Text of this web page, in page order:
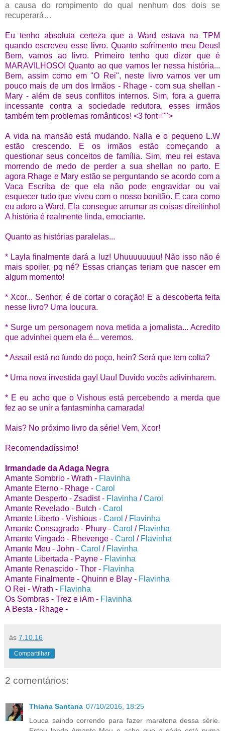
a causa do rompimento do qual nenhum dos dois se
recuperará…
Eu tenho absoluta certeza que a Ward estava na TPM
quando escreveu esse livro. Quanto sofrimento meu Deus!
Bem, vamos ao livro. Primeiro tenho que dizer que é
MARAVILHOSO! Quanto ao que vamos ler nessa história...
Bem, assim como em "O Rei", neste livro vamos ver um
pouco mais de um dos Irmãos - Rhage - com sua shellan -
Mary - além de seus conflitos internos. Sim, fora a guerra
incessante contra a sociedade redutora, esses irmãos
também tem problemas românticos! <3 font="">
A vida na mansão está mudando. Nalla e o pequeno L.W
estão crescendo. E os irmãos estão começando a
questionar seus conceitos de família. Sim, meu rei estava
morrendo de medo de perder a sua shellan no parto. E
agora Rhage e Mary estão se perguntando se acordo com a
Vaca Escriba de que ela não pode engravidar ou vai
esquecer tudo que viveu com o nosso bonitão. E cara como
eu adoro a Ward. Ela consegue arrumar as coisas direitinho!
A história é realmente linda, emociante.
Quanto as histórias paralelas...
* Layla finalmente dará a luz! Uhuuuuuuuu! Não isso não é
mais spoiler, pq né? Essas crianças teriam que nascer em
algum momento!
* Xcor... Senhor, é de cortar o coração! E a descoberta feita
nesse livro? Uma loucura.
* Surge um personagem nova metida a jornalista... Acredito
que advinhei quem ela é... veremos.
* Assail está no fundo do poço, hein? Será que tem colta?
* Uma nova investida gay! Uau! Duvido vocês adivinharem.
* E eu acho que o Vishous está percebendo a merda que
fez ao se unir a fantasminha camarada!
Mais? No próximo livro da série! Vem, Xcor!
Recomendadíssimo!
Irmandade da Adaga Negra
Amante Sombrio - Wrath - Flavinha
Amante Eterno - Rhage - Carol
Amante Desperto - Zsadist - Flavinha /Carol
Amante Revelado - Butch - Carol
Amante Liberto - Vishious - Carol / Flavinha
Amante Consagrado - Phury - Carol / Flavinha
Amante Vingado - Rhevenge - Carol / Flavinha
Amante Meu - John - Carol / Flavinha
Amante Libertada - Payne - Flavinha
Amante Renascido - Thor - Flavinha
Amante Finalmente - Qhuinn e Blay - Flavinha
O Rei - Wrath - Flavinha
Os Sombras - Trez e iAm - Flavinha
A Besta - Rhage -
às 7.10.16
Compartilhar
2 comentários:
Thiana Santana 07/10/2016, 18:25
Louca saindo correndo para fazer maratona dessa série.